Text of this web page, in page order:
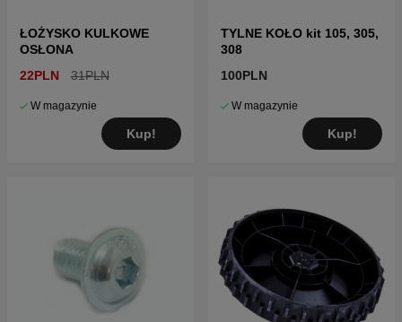
ŁOŻYSKO KULKOWE
OSŁONA
22PLN
31PLN
W magazynie
Kup!
TYLNE KOŁO kit 105, 305,
308
100PLN
W magazynie
Kup!